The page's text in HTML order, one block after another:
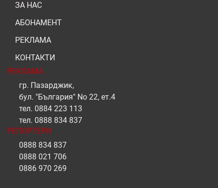
ЗА НАС
АБОНАМЕНТ
РЕКЛАМА
КОНТАКТИ
РЕКЛАМА
гр. Пазарджик,
бул. "България" No 22, ет.4
тел. 0884 223 113
тел. 0888 834 837
РЕПОРТЕРИ
0888 834 837
0888 021 706
0886 970 269